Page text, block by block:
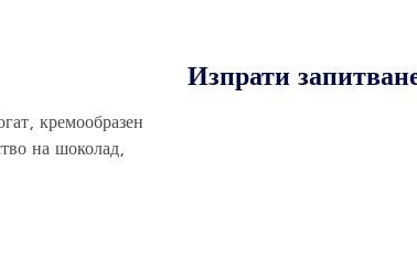
кремообразен
на шоколад,
Изпрати